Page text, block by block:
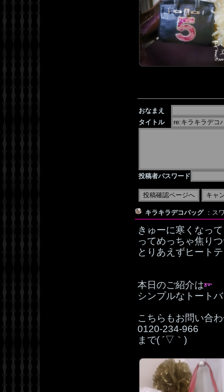
おなまえ
タイトル
投稿者パスワード
キラキラデコバッグ ：ス
きゅーに寒くなっ
ってめっちゃ焦り
とりあえずヒート
本日のご紹介は
シンプルなトート
こちらもお問い合
0120‐234‐966
まで( ´▽｀)